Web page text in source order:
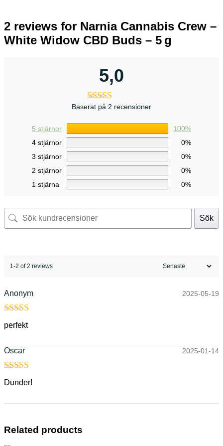
2 reviews for Narnia Cannabis Crew –
White Widow CBD Buds – 5 g
5,0
Baserat på 2 recensioner
5 stjärnor
100%
4 stjärnor
0%
3 stjärnor
0%
2 stjärnor
0%
1 stjärna
0%
Sök
1-2 of 2 reviews
Anonym 2025-05-19
Rated
of 5
perfekt
Oscar 2025-01-14
Rated 5
of 5
Dunder!
Related products